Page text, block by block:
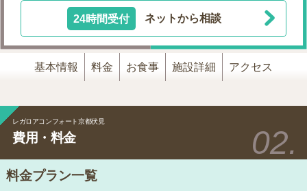
24時間受付 ネットから相談
基本情報 料金 お食事 施設詳細 アクセス
レガロアコンフォート京都伏見
費用・料金
料金プラン一覧